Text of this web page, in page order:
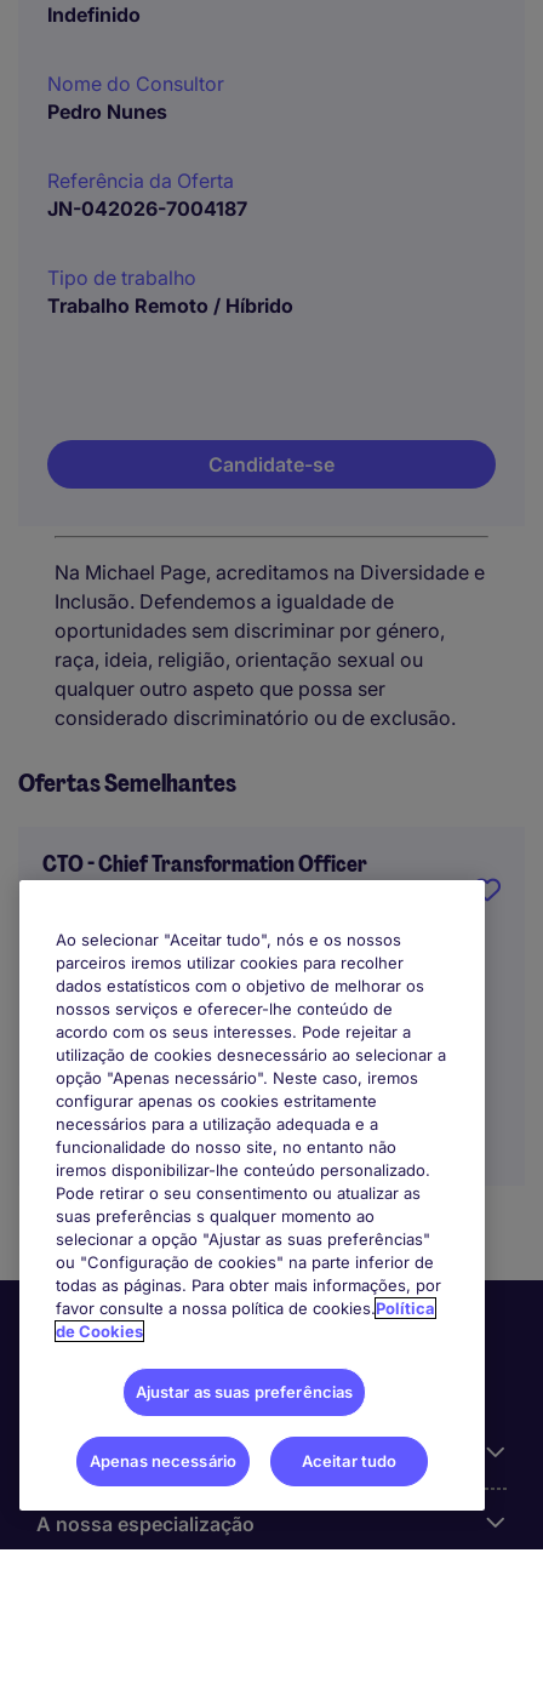
Indefinido
Nome do Consultor
Pedro Nunes
Referência da Oferta
JN-042026-7004187
Tipo de trabalho
Trabalho Remoto / Híbrido
Candidate-se
Na Michael Page, acreditamos na Diversidade e
Inclusão. Defendemos a igualdade de
oportunidades sem discriminar por género,
raça, ideia, religião, orientação sexual ou
qualquer outro aspeto que possa ser
considerado discriminatório ou de exclusão.
Ofertas Semelhantes
CTO - Chief Transformation Officer
Porto
Indefinido
EUR60.000 - EUR80.000 por ano
Trabalho Remoto / Híbrido
Informação Útil
A nossa especialização
Ao selecionar "Aceitar tudo", nós e os nossos
parceiros iremos utilizar cookies para recolher
dados estatísticos com o objetivo de melhorar os
nossos serviços e oferecer-lhe conteúdo de
acordo com os seus interesses. Pode rejeitar a
utilização de cookies desnecessário ao selecionar a
opção "Apenas necessário". Neste caso, iremos
configurar apenas os cookies estritamente
necessários para a utilização adequada e a
funcionalidade do nosso site, no entanto não
iremos disponibilizar-lhe conteúdo personalizado.
Pode retirar o seu consentimento ou atualizar as
suas preferências s qualquer momento ao
selecionar a opção "Ajustar as suas preferências"
ou "Configuração de cookies" na parte inferior de
todas as páginas. Para obter mais informações, por
favor consulte a nossa política de cookies.Política
de Cookies
Ajustar as suas preferências
Apenas necessário Aceitar tudo